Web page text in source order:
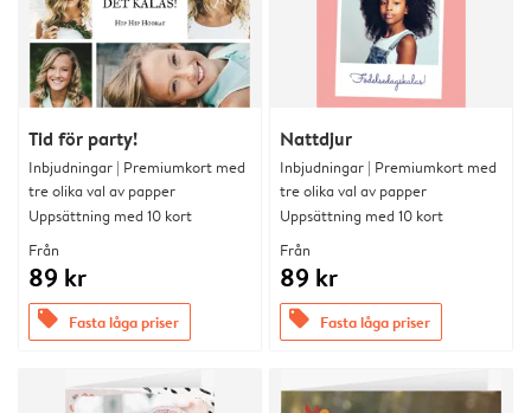
Tid för party!
Inbjudningar | Premiumkort med
tre olika val av papper
Uppsättning med 10 kort
Från
89 kr
offers Fasta låga priser
Nattdjur
Inbjudningar | Premiumkort med
tre olika val av papper
Uppsättning med 10 kort
Från
89 kr
offers Fasta låga priser